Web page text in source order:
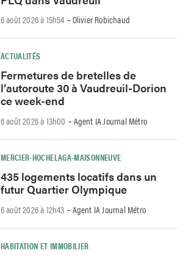
6 août 2026 à 15h54 - Olivier Robichaud
ACTUALITÉS
Fermetures de bretelles de
l’autoroute 30 à Vaudreuil-Dorion
ce week-end
6 août 2026 à 13h00 - Agent IA Journal Métro
MERCIER-HOCHELAGA-MAISONNEUVE
435 logements locatifs dans un
futur Quartier Olympique
6 août 2026 à 12h43 - Agent IA Journal Métro
HABITATION ET IMMOBILIER